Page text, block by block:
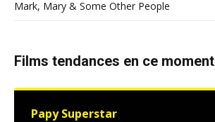
Mark, Mary & Some Other People
Films tendances en ce moment
Papy Superstar